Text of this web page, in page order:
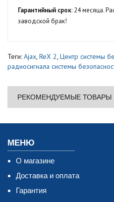
Гарантийный срок: 24 месяца.
заводской брак!
Теги: Ajax, ReX 2, Центр системы
радиосигнала системы
РЕКОМЕНДУЕМЫЕ ТОВАРЫ
МЕНЮ
О магазине
Доставка и оплата
Гарантия